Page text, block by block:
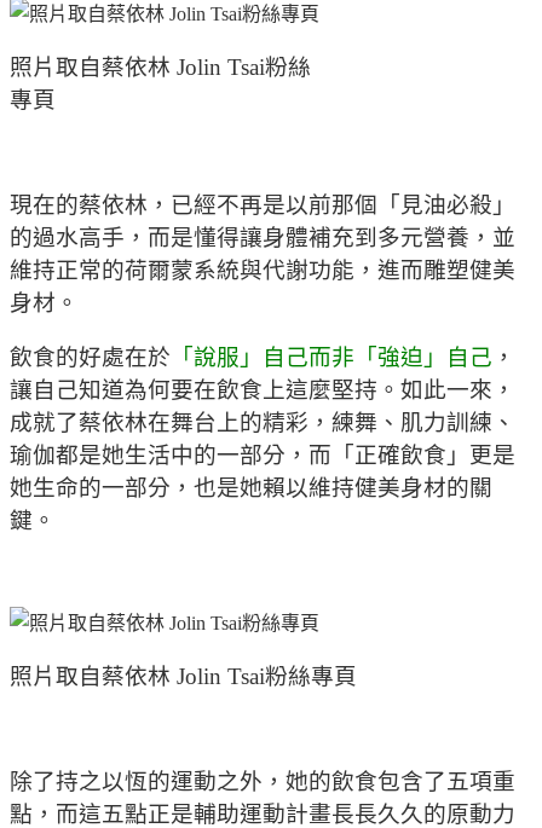
照片取自蔡依林 Jolin Tsai粉絲
專頁
現在的蔡依林，已經不再是以前那個「見油必殺」
的過水高手，而是懂得讓身體補充到多元營養，並
維持正常的荷爾蒙系統與代謝功能，進而雕塑健美
身材。
飲食的好處在於 「說服」自己而非「強迫」自己 ，
讓自己知道為何要在飲食上這麼堅持。如此一來，
成就了蔡依林在舞台上的精彩，練舞、肌力訓練、
瑜伽都是她生活中的一部分，而「正確飲食」更是
她生命的一部分，也是她賴以維持健美身材的關
鍵。
照片取自蔡依林 Jolin Tsai粉絲專頁
除了持之以恆的運動之外，她的飲食包含了五項重
點，而這五點正是輔助運動計畫長長久久的原動力